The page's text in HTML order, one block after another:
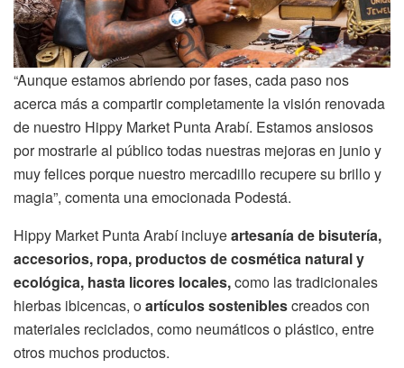
“Aunque estamos abriendo por fases, cada paso nos
acerca más a compartir completamente la visión renovada
de nuestro Hippy Market Punta Arabí. Estamos ansiosos
por mostrarle al público todas nuestras mejoras en junio y
muy felices porque nuestro mercadillo recupere su brillo y
magia”, comenta una emocionada Podestá.
Hippy Market Punta Arabí incluyeartesanía de bisutería,
accesorios, ropa, productos de cosmética natural y
ecológica, hasta licores locales,como las tradicionales
hierbas ibicencas, oartículos sosteniblescreados con
materiales reciclados, como neumáticos o plástico, entre
otros muchos productos.